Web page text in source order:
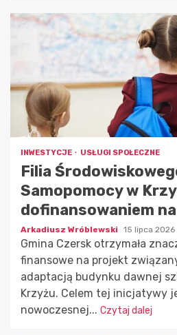
INWESTYCJE USŁUGI SPOŁECZNE
Filia
Samopomocy w
dofinansowaniem
Arkadiusz Wróblewski 15 lipca 2026
Gmina Czersk otrzymała
finansowe na projekt
adaptacją budynku dawnej
Krzyżu. Celem tej inicjatywy
nowoczesnej... Czytaj dalej